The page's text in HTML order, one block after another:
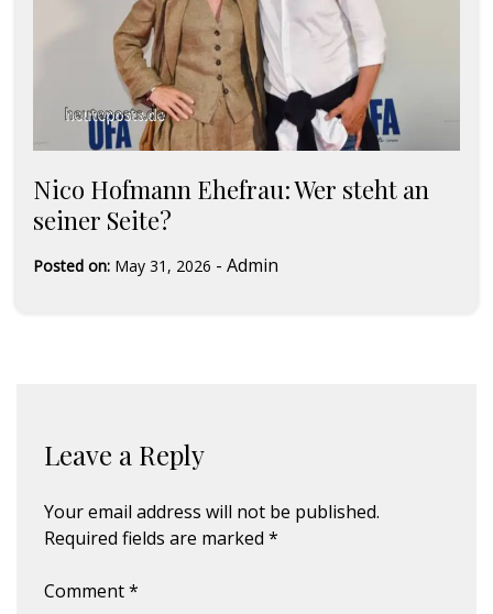
Nico Hofmann Ehefrau: Wer steht an
seiner Seite?
Posted on: May 31, 2026 - Admin
Leave a Reply
Your email address will not be published.
Required fields are marked *
Comment*